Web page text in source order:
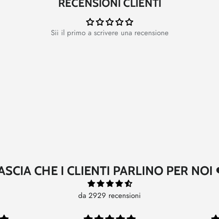
RECENSIONI CLIENTI
Sii il primo a scrivere una recensione
CHE I CLIENTI PARLINO PER
da 2929 recensioni